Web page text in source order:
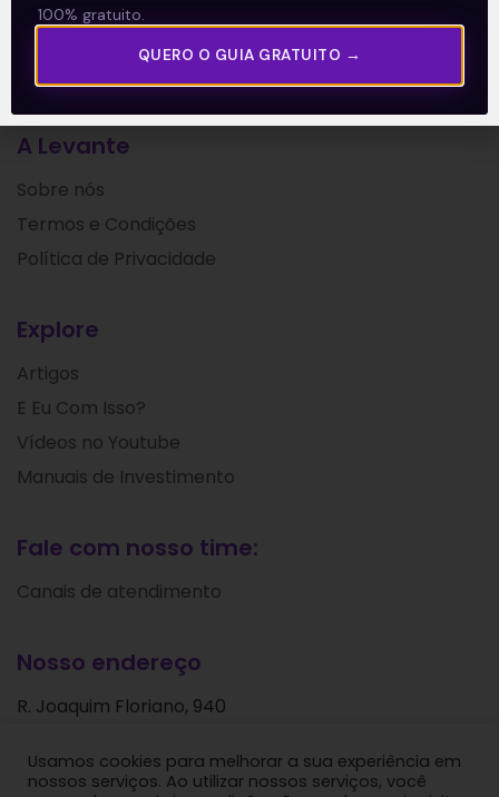
A Levante
Sobre nós
Termos e Condições
Política de Privacidade
Explore
Artigos
E Eu Com Isso?
Vídeos no Youtube
Manuais de Investimento
Fale com nosso time:
Canais de atendimento
Nosso endereço
R. Joaquim Floriano, 940
São Paulo - SP
Usamos cookies para melhorar a sua experiência em
nossos serviços. Ao utilizar nossos serviços, você
100% gratuito.
QUERO O GUIA GRATUITO →